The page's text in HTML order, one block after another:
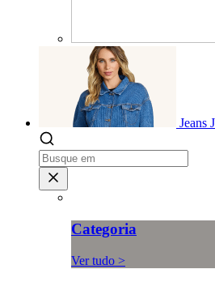
Jeans
Categoria
Ver tudo >